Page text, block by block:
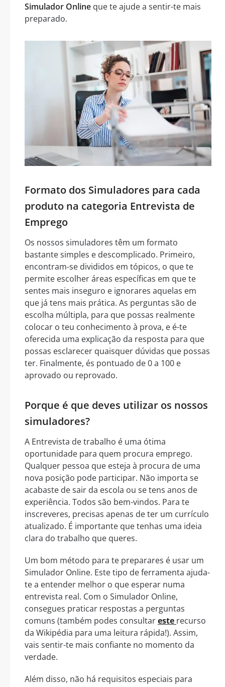
Simulador Online que te ajude a sentir-te mais
preparado.
Formato dos Simuladores para cada
produto na categoria Entrevista de
Emprego
Os nossos simuladores têm um formato
bastante simples e descomplicado. Primeiro,
encontram-se divididos em tópicos, o que te
permite escolher áreas específicas em que te
sentes mais inseguro e ignorares aquelas em
que já tens mais prática. As perguntas são de
escolha múltipla, para que possas realmente
colocar o teu conhecimento à prova, e é-te
oferecida uma explicação da resposta para que
possas esclarecer quaisquer dúvidas que possas
ter. Finalmente, és pontuado de 0 a 100 e
aprovado ou reprovado.
Porque é que deves utilizar os nossos
simuladores?
A Entrevista de trabalho é uma ótima
oportunidade para quem procura emprego.
Qualquer pessoa que esteja à procura de uma
nova posição pode participar. Não importa se
acabaste de sair da escola ou se tens anos de
experiência. Todos são bem-vindos. Para te
inscreveres, precisas apenas de ter um currículo
atualizado. É importante que tenhas uma ideia
clara do trabalho que queres.
Um bom método para te preparares é usar um
Simulador Online. Este tipo de ferramenta ajuda-
te a entender melhor o que esperar numa
entrevista real. Com o Simulador Online,
consegues praticar respostas a perguntas
comuns (também podes consultareste recurso
da Wikipédia para uma leitura rápida!). Assim,
vais sentir-te mais confiante no momento da
verdade.
Além disso, não há requisitos especiais para